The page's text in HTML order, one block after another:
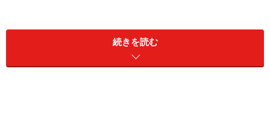
続きを読む